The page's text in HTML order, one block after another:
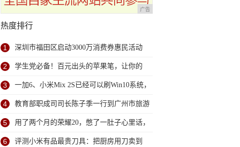
广告
热度排行
1 深圳市福田区启动3000万消费券惠民活动
2 学生党必备！百元出头的苹果笔，让你的
iPad成为学习神器
3 一加6、小米Mix 2S已经可以刷Win10系统，
网友：安卓提不动刀了？
4 教育部职成司司长陈子季一行到广州市旅游
商务职业学校考察调研
5 用了两个月的荣耀20，憋了一肚子心里话，
今天终于一吐为快
6 评测小米有品最贵刀具：把厨房用刀卖到